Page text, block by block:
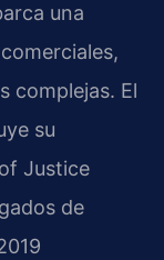
una
complejas. El
su
Justice
de